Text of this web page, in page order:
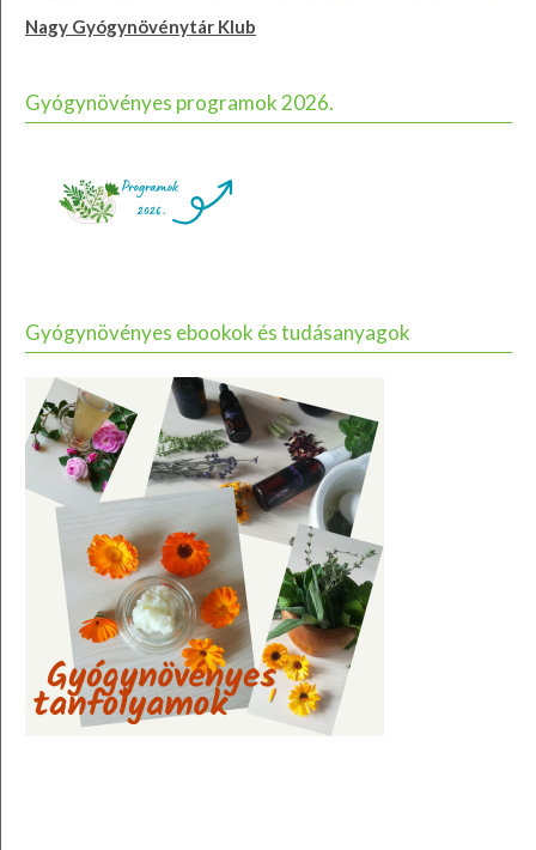
Nagy Gyógynövénytár Klub
Gyógynövényes programok 2026.
Gyógynövényes ebookok és tudásanyagok